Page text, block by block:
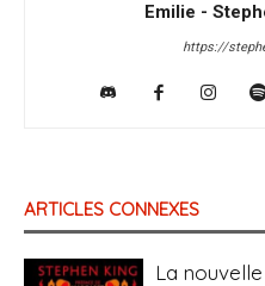
Emilie -
https://
ARTICLES CONNEXES
La